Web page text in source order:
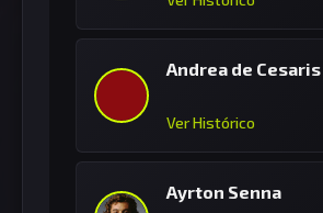
Andrea de Cesaris
Ver Histórico
Ayrton Senna